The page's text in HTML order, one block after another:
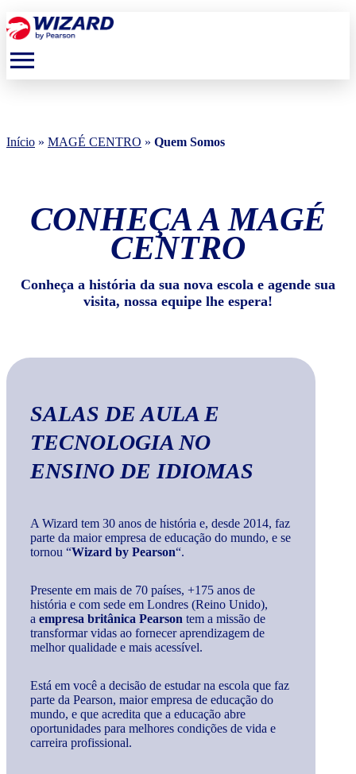
menu
Início » MAGÉ CENTRO » Quem Somos
CONHEÇA A MAGÉ
CENTRO
Conheça a história da sua nova escola e agende sua
visita, nossa equipe lhe espera!
SALAS DE AULA E
TECNOLOGIANO
ENSINO DE IDIOMAS
A Wizard tem 30 anos de história e, desde 2014, faz
parte da maior empresa de educação do mundo, e se
tornou “Wizard by Pearson“.
Presente em mais de 70 países, +175 anos de
história e com sede em Londres (Reino Unido),
a empresa britânica Pearson tem a missão de
transformar vidas ao fornecer aprendizagem de
melhor qualidade e mais acessível.
Está em você a decisão de estudar na escola que faz
parte da Pearson, maior empresa de educação do
mundo, e que acredita que a educação abre
oportunidades para melhores condições de vida e
carreira profissional.